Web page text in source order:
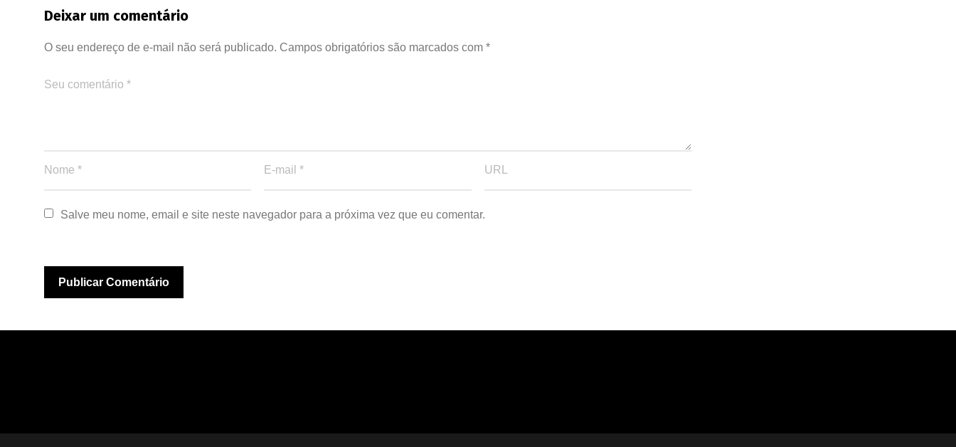
Deixar um comentário
O seu endereço de e-mail não será publicado. Campos obrigatórios são marcados com *
Salve meu nome, email e site neste navegador para a próxima vez que eu comentar.